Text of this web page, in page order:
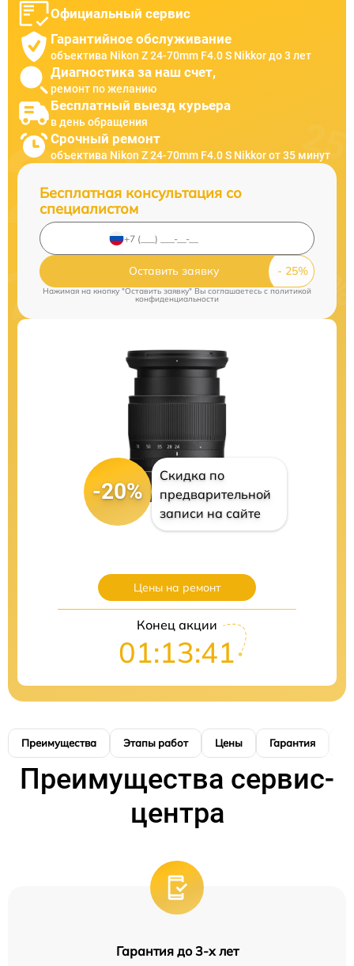
Официальный сервис
Гарантийное обслуживание
объектива Nikon Z 24-70mm F4.0 S Nikkor до 3 лет
Диагностика за наш счет,
ремонт по желанию
Бесплатный выезд курьера
в день обращения
Срочный ремонт
объектива Nikon Z 24-70mm F4.0 S Nikkor от 35 минут
Бесплатная консультация со
специалистом
Оставить заявку
Нажимая на кнопку "Оставить заявку" Вы соглашаетесь cполитикой
конфиденциальности
-20%
Скидка по
предварительной
записи на сайте
Цены на ремонт
Конец акции
01:13:40
Преимущества Этапы работ Цены Гарантия
Преимущества сервис-
центра
Гарантия до 3-х лет